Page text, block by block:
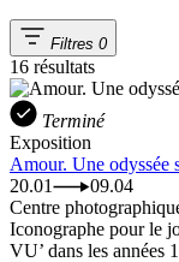
Filtres 0
16 résultats
Terminé
Exposition
Amour. Une odyssée
20.01
09.04
Centre
Iconographe pour le
VU’ dans les années